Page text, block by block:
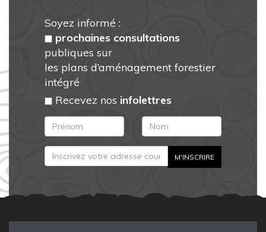
Soyez informé :
prochaines consultations
publiques sur
les plans d’aménagement forestier
intégré
Recevez nos infolettres